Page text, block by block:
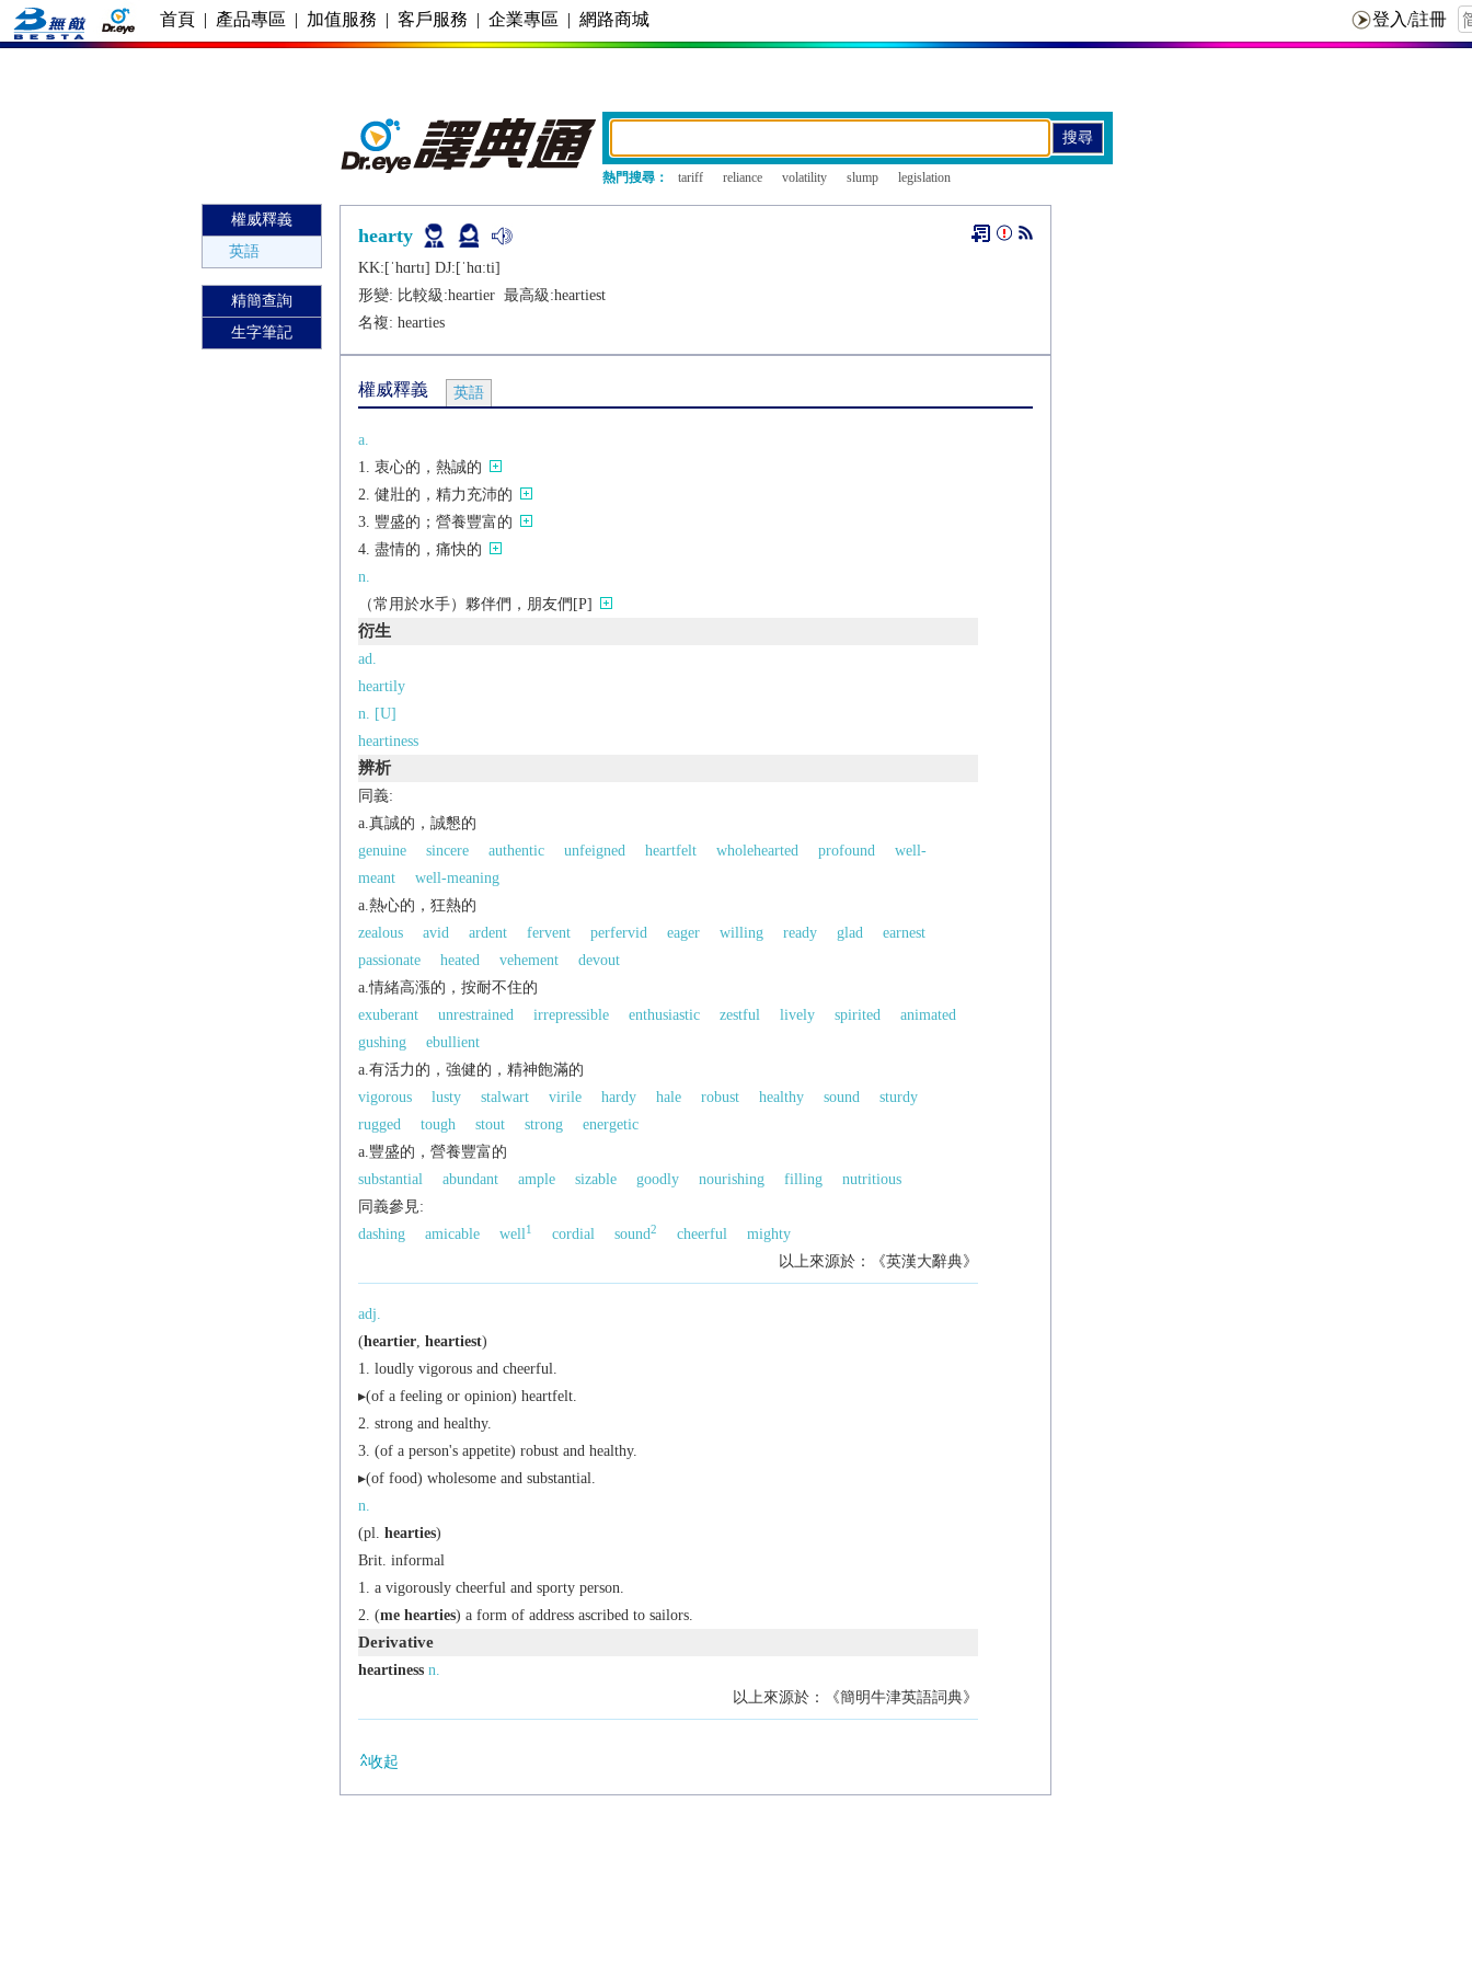
首頁 | 產品專區 | 加值服務 | 客戶服務 | 企業專區 | 網路商城
熱門搜尋： tariff reliance volatility slump legislation
權威釋義
英語
精簡查詢
生字筆記
hearty
KK:[ˈhɑrtɪ] DJ:[ˈhɑːti]
形變: 比較級:heartier最高級:heartiest
名複: hearties
權威釋義 英語
a.
衷心的，熱誠的
健壯的，精力充沛的
豐盛的；營養豐富的
盡情的，痛快的
n.
（常用於水手）夥伴們，朋友們[P]
衍生
ad.
heartily
n. [U]
heartiness
辨析
同義:
a.真誠的，誠懇的
genuine
sincere authentic unfeigned heartfelt wholehearted profound
well-
meant
well-meaning
a.熱心的，狂熱的
zealous
avid ardent fervent perfervid eager willing ready glad
earnest
passionate
heated vehement
devout
a.情緒高漲的，按耐不住的
exuberant
unrestrained irrepressible enthusiastic zestful lively spirited
animated
gushing
ebullient
a.有活力的，強健的，精神飽滿的
vigorous
lusty stalwart virile hardy hale robust healthy sound
sturdy
rugged
tough stout strong
energetic
a.豐盛的，營養豐富的
substantial
abundant ample sizable goodly nourishing filling
nutritious
同義參見:
dashing
amicable well 1 cordial sound2 cheerful
mighty
以上來源於：《英漢大辭典》
adj.
(heartier, heartiest)
loudly vigorous and cheerful.
▸(of a feeling or opinion) heartfelt.
strong and healthy.
(of a person's appetite) robust and healthy.
▸(of food) wholesome and substantial.
n.
(pl. hearties)
Brit. informal
a vigorously cheerful and sporty person.
(me hearties) a form of address ascribed to sailors.
Derivative
heartiness n.
以上來源於：《簡明牛津英語詞典》
收起